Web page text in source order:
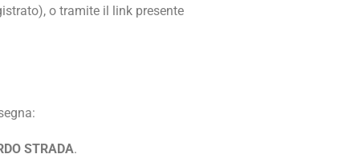
o tramite il link presente
STRADA.